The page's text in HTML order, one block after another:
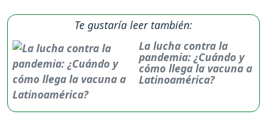
Te gustaría leer también:
La lucha contra la
pandemia: ¿Cuándo y
cómo llega la vacuna a
Latinoamérica?